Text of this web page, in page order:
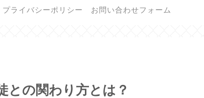
プライバシーポリシー お問い合わせフォーム
との関わり方とは？